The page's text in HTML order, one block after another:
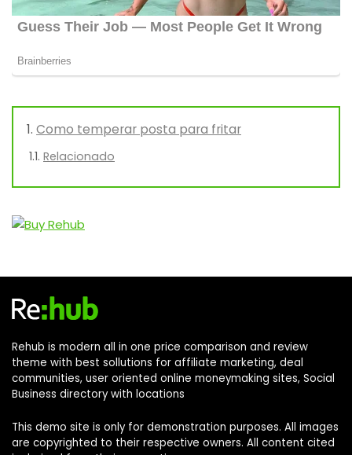
Como temperar posta para fritar
Relacionado
Rehub is modern all in one price comparison and review
theme with best sollutions for affiliate marketing, deal
communities, user oriented online moneymaking sites, Social
Business directory with locations
This demo site is only for demonstration purposes. All images
are copyrighted to their respective owners. All content cited